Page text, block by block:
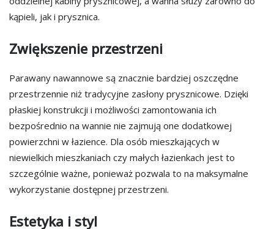
kąpieli, jak i prysznica.
Zwiększenie przestrzeni
Parawany nawannowe są znacznie bardziej oszczędne
przestrzennie niż tradycyjne zasłony prysznicowe. Dzięki
płaskiej konstrukcji i możliwości zamontowania ich
bezpośrednio na wannie nie zajmują one dodatkowej
powierzchni w łazience. Dla osób mieszkających w
niewielkich mieszkaniach czy małych łazienkach jest to
szczególnie ważne, ponieważ pozwala to na maksymalne
wykorzystanie dostępnej przestrzeni.
Estetyka i styl